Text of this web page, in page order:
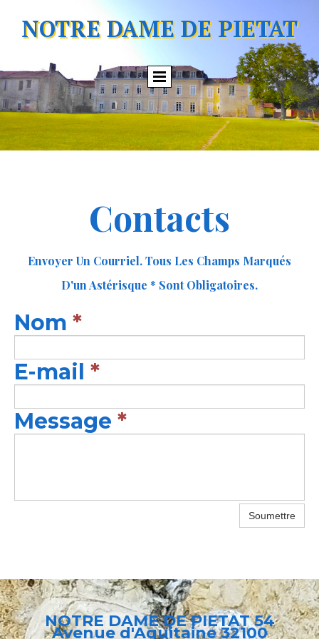
NOTRE DAME DE PIETAT
Contacts
Envoyer Un Courriel. Tous Les Champs Marqués
D'un Astérisque * Sont Obligatoires.
Nom *
E-mail *
Message *
Soumettre
NOTRE DAME DE PIETAT 54
Avenue d'Aquitaine 32100